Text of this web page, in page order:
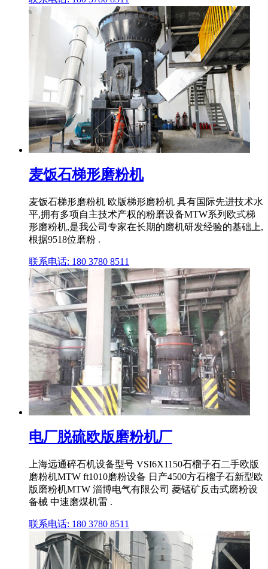
麦饭石梯形磨粉机
麦饭石梯形磨粉机 欧版梯形磨粉机 具有国际先进技术水
平,拥有多项自主技术产权的粉磨设备MTW系列欧式梯
形磨粉机,是我公司专家在长期的磨机研发经验的基础上,
根据9518位磨粉 .
联系电话: 180 3780 8511
电厂脱硫欧版磨粉机厂
上海远通碎石机设备型号 VSI6X1150石榴子石二手欧版
磨粉机MTW ft1010磨粉设备 日产4500方石榴子石新型欧
版磨粉机MTW 淄博电气有限公司 菱锰矿反击式磨粉设
备械 中速磨煤机雷 .
联系电话: 180 3780 8511